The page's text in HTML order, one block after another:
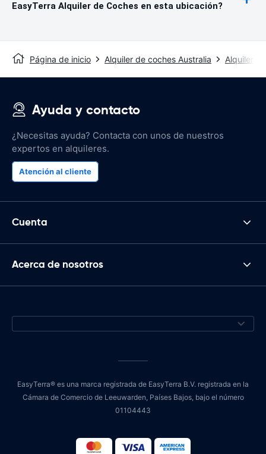
EasyTerra Alquiler de Coches en esta ubicación?
Página de inicio Alquiler de coches Australia Alquiler
Ayuda y contacto
¿Necesitas ayuda? Contacta con unos de nuestros
expertos en alquileres.
Atención al cliente
Cuenta
Acerca de nosotros
EasyTerra® es una marca registrada de EasyTerra B.V. registrada en la
Cámara de Comercio de Leeuwarden, Países Bajos, bajo el número
01104443